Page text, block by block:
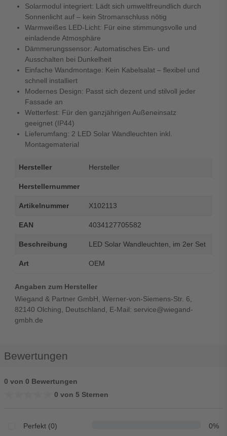
Solarmodul integriert: Lädt sich umweltfreundlich durch
Sonnenlicht auf – kein Stromanschluss nötig
Warmweißes LED-Licht: Für eine stimmungsvolle und
einladende Atmosphäre
Dämmerungssensor: Automatisches Ein- und
Ausschalten bei Dunkelheit
Einfache Wandmontage: Kein Kabelsalat – flexibel und
schnell installiert
Modernes Design: Passt sich dezent und stilvoll jeder
Fassade an
Wetterfest: Für den ganzjährigen Außeneinsatz
geeignet (IP44)
Lieferumfang: 2 LED Solar Wandleuchten inkl.
Montagematerial
Hersteller Hersteller
Herstellernummer
Artikelnummer X102113
EAN 4034127705582
Beschreibung LED Solar Wandleuchten, im 2er Set
Art OEM
Angaben zum Hersteller
Wiegand & Partner GmbH, Werner-von-Siemens-Str. 6,
82140 Olching, Deutschland, E-Mail: service@wiegand-
gmbh.de
Bewertungen
0 von 0 Bewertungen
0 von 5 Sternen
Perfekt (0) 0%